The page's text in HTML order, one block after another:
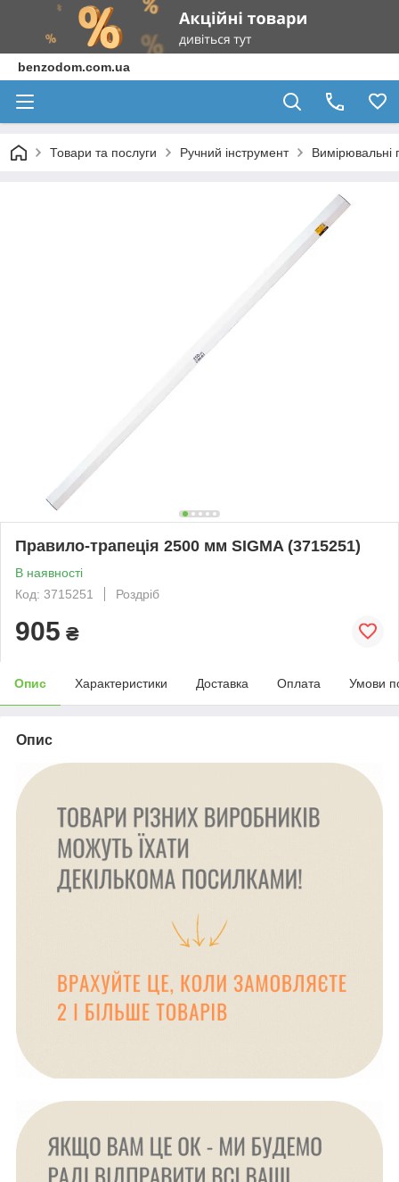
benzodom.com.ua
Товари та послуги Ручний інструмент Вимірювальні
Правило-трапеція 2500 мм SIGMA (3715251)
В наявності
Код: 3715251
Роздріб
905 ₴
Опис Характеристики Доставка Оплата Умови
Опис